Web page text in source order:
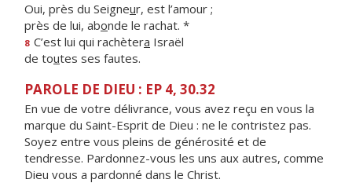
Oui, près du Seigneur, est l’amour ;
près de lui, abonde le rachat. *
8 C’est lui qui rachètera Israël
de toutes ses fautes.
PAROLE DE DIEU : EP 4, 30.32
En vue de votre délivrance, vous avez reçu en vous la
marque du Saint-Esprit de Dieu : ne le contristez pas.
Soyez entre vous pleins de générosité et de
tendresse. Pardonnez-vous les uns aux autres, comme
Dieu vous a pardonné dans le Christ.